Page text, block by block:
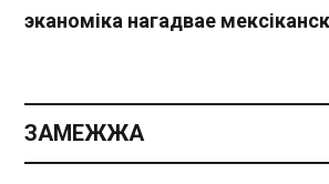
эканоміка нагадвае
ЗАМЕЖЖА